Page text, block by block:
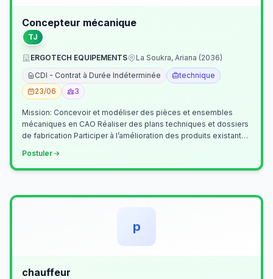
Concepteur mécanique
TJ
ERGOTECH EQUIPEMENTS
La Soukra, Ariana (2036)
CDI - Contrat à Durée Indéterminée
technique
23/06
3
Mission: Concevoir et modéliser des pièces et ensembles
mécaniques en CAO Réaliser des plans techniques et dossiers
de fabrication Participer à l’amélioration des produits existants
Postuler
p
chauffeur